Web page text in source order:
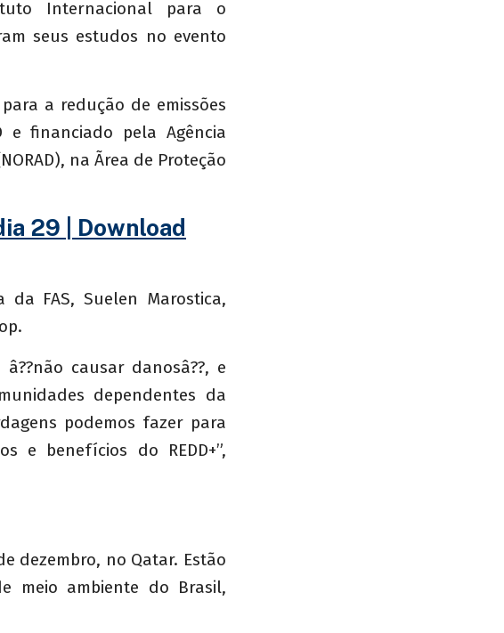
Internacional para o
seus estudos no evento
a redução de emissões
e financiado pela Agência
na Ãrea de Proteção
29 | Download
FAS, Suelen Marostica,
causar danosâ??, e
dependentes da
podemos fazer para
e benefícios do REDD+”,
dezembro, no Qatar. Estão
meio ambiente do Brasil,